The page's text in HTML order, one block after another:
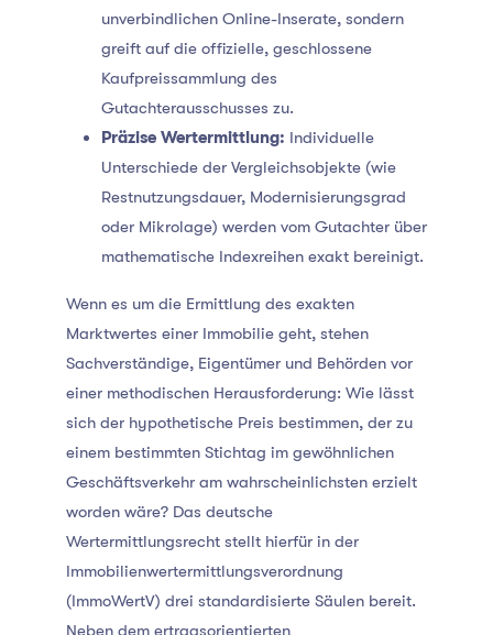
unverbindlichen Online-Inserate, sondern
greift auf die offizielle, geschlossene
Kaufpreissammlung des
Gutachterausschusses zu.
Präzise Wertermittlung: Individuelle
Unterschiede der Vergleichsobjekte (wie
Restnutzungsdauer, Modernisierungsgrad
oder Mikrolage) werden vom Gutachter über
mathematische Indexreihen exakt bereinigt.
Wenn es um die Ermittlung des exakten
Marktwertes einer Immobilie geht, stehen
Sachverständige, Eigentümer und Behörden vor
einer methodischen Herausforderung: Wie lässt
sich der hypothetische Preis bestimmen, der zu
einem bestimmten Stichtag im gewöhnlichen
Geschäftsverkehr am wahrscheinlichsten erzielt
worden wäre? Das deutsche
Wertermittlungsrecht stellt hierfür in der
Immobilienwertermittlungsverordnung
(ImmoWertV) drei standardisierte Säulen bereit.
Neben dem ertragsorientierten